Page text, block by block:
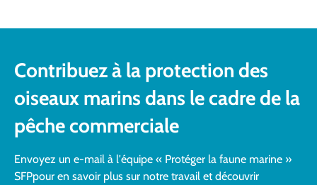
Contribuez à la protection des
oiseaux marins dans le cadre de la
pêche commerciale
Envoyez un e-mail à l'équipe « Protéger la faune marine »
SFPpour en savoir plus sur notre travail et découvrir